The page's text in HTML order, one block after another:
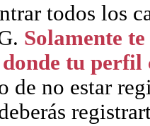
todos los
Solamente
tu perfil
de no estar